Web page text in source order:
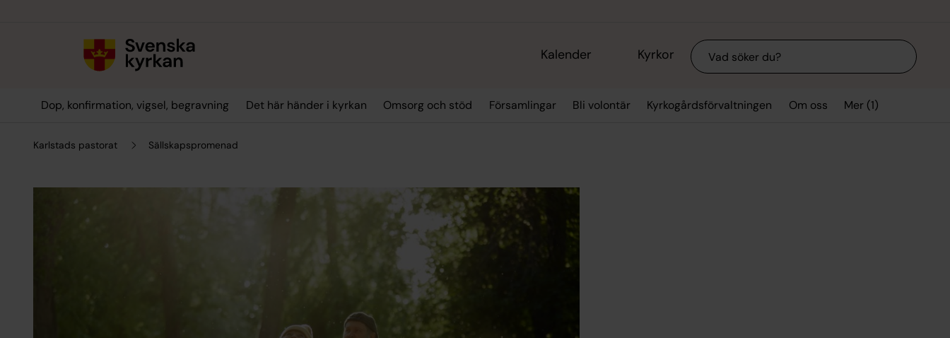
Kalender Kyrkor Sök
Dop, konfirmation, vigsel, begravning Det här händer i kyrkan Omsorg och stöd Församlingar Bli volontär Kyrkogårdsförvaltningen Om oss Mer (1)
Karlstads pastorat Sällskapspromenad